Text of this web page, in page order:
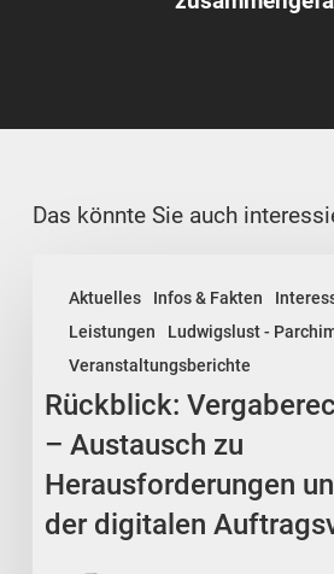
Das könnte Sie auch
Aktuelles Infos & Fakten
Leistungen
Ludwigslust -
Veranstaltungsberichte
Vergaberecht
kompakt
Austausch
zu
Herausforderungen
und
Chancen
Rückblick:
– Austausch zu
Herausforderungen
der digitalen